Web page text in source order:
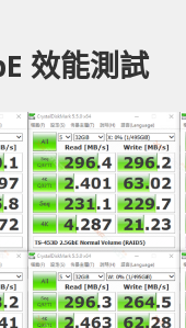
效能測試